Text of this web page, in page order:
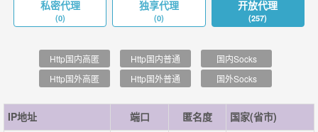
私密代理
(0)
独享代理
(0)
开放代理
(257)
Http国内高匿 Http国内普通 国内Socks
Http国外高匿 Http国外普通 国外Socks
IP地址 端口 匿名度 国家(省市)